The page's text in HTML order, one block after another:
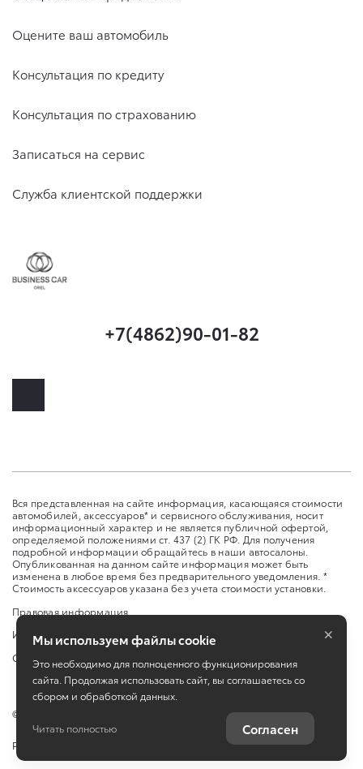
Оцените ваш автомобиль
Консультация по кредиту
Консультация по страхованию
Записаться на сервис
Служба клиентской поддержки
+7(4862)90-01-82
Вся представленная на сайте информация, касающаяся стоимости
автомобилей, аксессуаров* и сервисного обслуживания, носит
информационный характер и не является публичной офертой,
определяемой положениями ст. 437 (2) ГК РФ. Для получения
подробной информации обращайтесь в наши автосалоны.
Опубликованная на данном сайте информация может быть
изменена в любое время без предварительного уведомления. *
Стоимость аксессуаров указана без учета стоимости установки.
Правовая информация
Изменить настройку cookies
Сбросить cookie
©
Работает на технологиях
Мы используем файлы cookie
Это необходимо для полноценного функционирования
сайта. Продолжая использовать сайт, вы соглашаетесь со
сбором и обработкой данных.
Читать полностью Согласен
×